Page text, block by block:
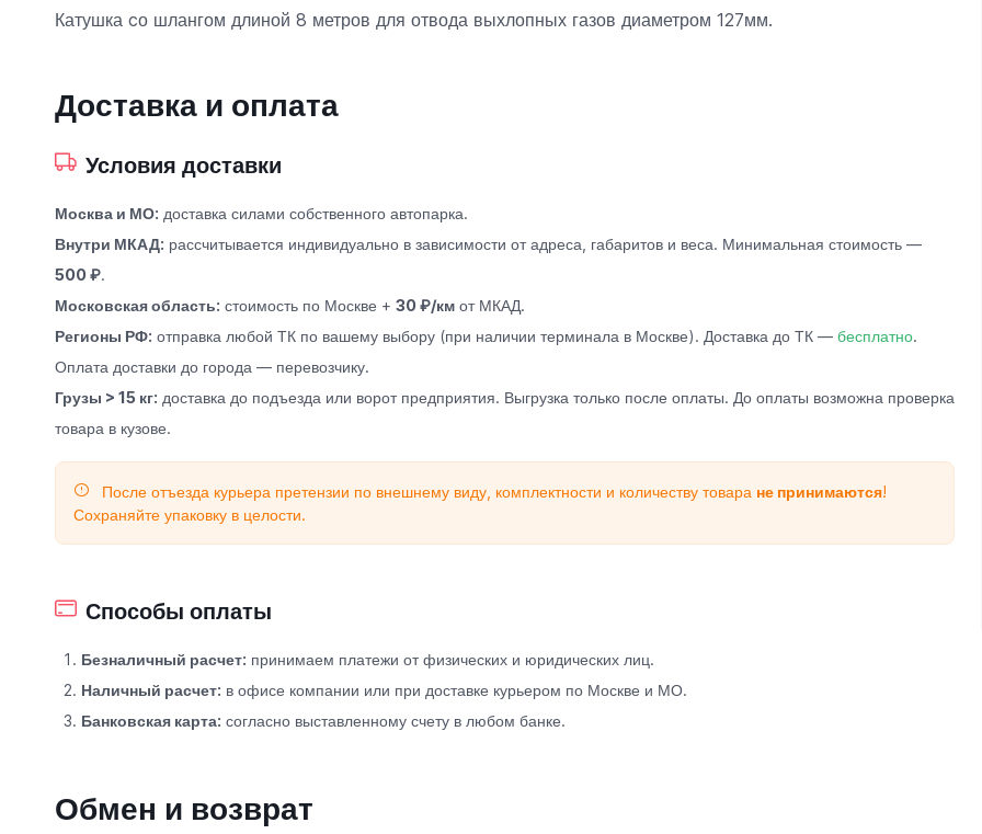
Катушка cо шлангом длиной 8 метров для отвода выхлопных газов диаметром 127мм.
Доставка и оплата
Условия доставки
Москва и МО: доставка силами собственного автопарка.
Внутри МКАД: рассчитывается индивидуально в зависимости от адреса, габаритов и веса. Минимальная стоимость —
500 ₽.
Московская область: стоимость по Москве + 30 ₽/кмот МКАД.
Регионы РФ: отправка любой ТК по вашему выбору (при наличии терминала в Москве). Доставка до ТК — бесплатно.
Оплата доставки до города — перевозчику.
Грузы > 15 кг: доставка до подъезда или ворот предприятия. Выгрузка только после оплаты. До оплаты возможна проверка
товара в кузове.
После отъезда курьера претензии по внешнему виду, комплектности и количеству товара не принимаются!
Сохраняйте упаковку в целости.
Способы оплаты
Безналичный расчет: принимаем платежи от физических и юридических лиц.
Наличный расчет: в офисе компании или при доставке курьером по Москве и МО.
Банковская карта: согласно выставленному счету в любом банке.
Обмен и возврат